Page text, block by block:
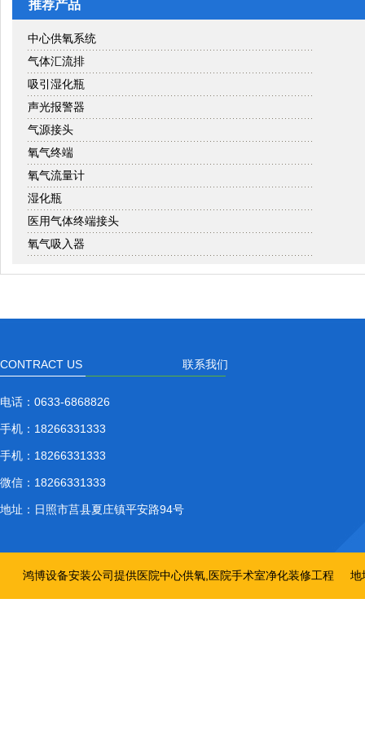
推荐产品
中心供氧系统
气体汇流排
吸引湿化瓶
声光报警器
气源接头
氧气终端
氧气流量计
湿化瓶
医用气体终端接头
氧气吸入器
联系我们
CONTRACT US
电话： 0633-6868826
手机： 18266331333
手机： 18266331333
微信： 18266331333
地址： 日照市莒县夏庄镇平安路94号
鸿博设备安装公司提供医院中心供氧,医院手术室净化装修工程 地